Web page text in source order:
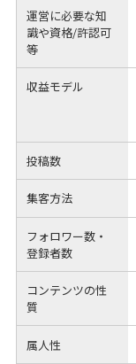
運営に必要な知
識や資格/許認可
等
収益モデル
投稿数
集客方法
フォロワー数・
登録者数
コンテンツの性
質
属人性